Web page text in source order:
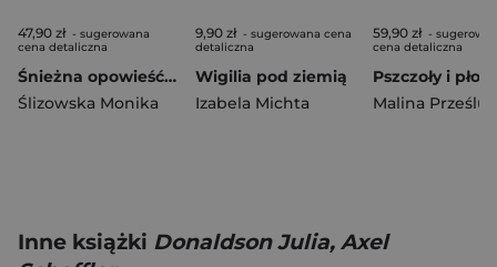
47,90 zł - sugerowana
cena detaliczna
Śnieżna opowieść Mikołaja. Czytamy i słuchamy
Ślizowska Monika
9,90 zł - sugerowana cena
detaliczna
Wigilia pod ziemią
Izabela Michta
59,90 zł -
cena detaliczna
Malina
Inne książki Donaldson Julia, Axel